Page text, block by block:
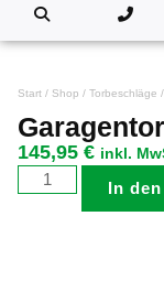
Start / Shop / Torbeschläge /
145,95 € inkl.
In